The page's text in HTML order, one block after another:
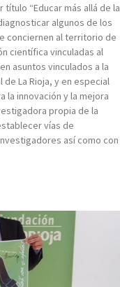
“Educar más allá de la
algunos de los
conciernen al territorio de
científica vinculadas al
asuntos vinculados a la
La Rioja, y en especial
la innovación y la mejora
propia de la
vías de
así como con